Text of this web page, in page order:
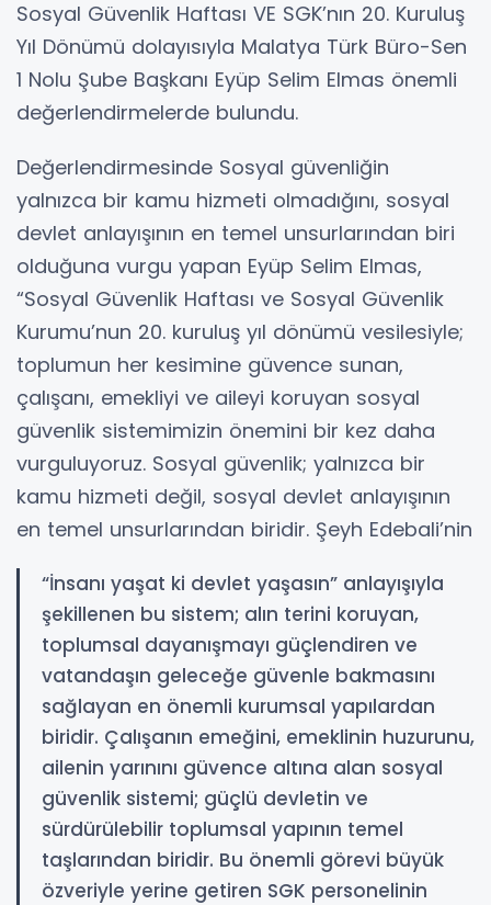
Sosyal Güvenlik Haftası VE SGK’nın 20. Kuruluş
Yıl Dönümü dolayısıyla Malatya Türk Büro-Sen
1 Nolu Şube Başkanı Eyüp Selim Elmas önemli
değerlendirmelerde bulundu.
Değerlendirmesinde Sosyal güvenliğin
yalnızca bir kamu hizmeti olmadığını, sosyal
devlet anlayışının en temel unsurlarından biri
olduğuna vurgu yapan Eyüp Selim Elmas,
“Sosyal Güvenlik Haftası ve Sosyal Güvenlik
Kurumu’nun 20. kuruluş yıl dönümü vesilesiyle;
toplumun her kesimine güvence sunan,
çalışanı, emekliyi ve aileyi koruyan sosyal
güvenlik sistemimizin önemini bir kez daha
vurguluyoruz. Sosyal güvenlik; yalnızca bir
kamu hizmeti değil, sosyal devlet anlayışının
en temel unsurlarından biridir. Şeyh Edebali’nin
“İnsanı yaşat ki devlet yaşasın” anlayışıyla
şekillenen bu sistem; alın terini koruyan,
toplumsal dayanışmayı güçlendiren ve
vatandaşın geleceğe güvenle bakmasını
sağlayan en önemli kurumsal yapılardan
biridir. Çalışanın emeğini, emeklinin huzurunu,
ailenin yarınını güvence altına alan sosyal
güvenlik sistemi; güçlü devletin ve
sürdürülebilir toplumsal yapının temel
taşlarından biridir. Bu önemli görevi büyük
özveriyle yerine getiren SGK personelinin